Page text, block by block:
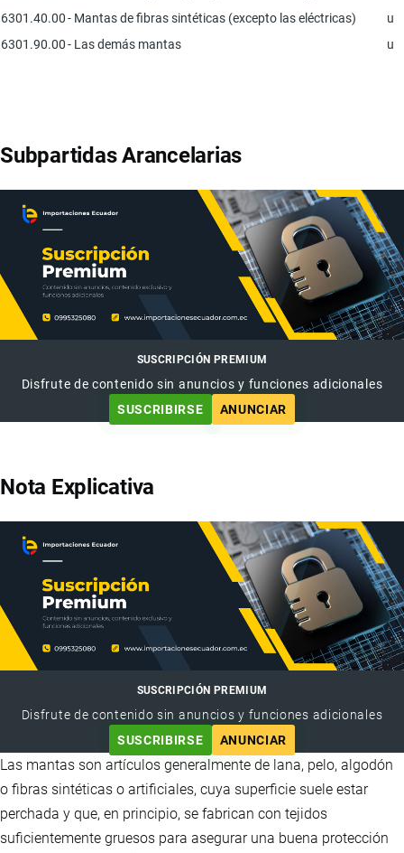
6301.40.00- Mantas de fibras sintéticas (excepto las eléctricas)
u
6301.90.00- Las demás mantas u
Subpartidas Arancelarias
SUSCRIPCIÓN PREMIUM
Disfrute de contenido sin anuncios y funciones adicionales
SUSCRIBIRSE
ANUNCIAR
Nota Explicativa
SUSCRIPCIÓN PREMIUM
Disfrute de contenido sin anuncios y funciones adicionales
SUSCRIBIRSE
ANUNCIAR
Las mantas son artículos generalmente de lana, pelo, algodón
o fibras sintéticas o artificiales, cuya superficie suele estar
perchada y que, en principio, se fabrican con tejidos
suficientemente gruesos para asegurar una buena protección